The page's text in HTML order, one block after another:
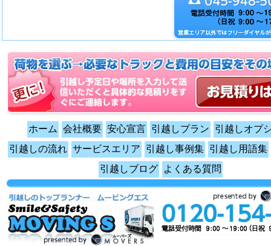
ホーム 会社概要 安心宣言 引越しプラン
引越しオプ
引越しの流れ サービスエリア 引越し事例集 引越し用語集
引越しブログ
よくある質問